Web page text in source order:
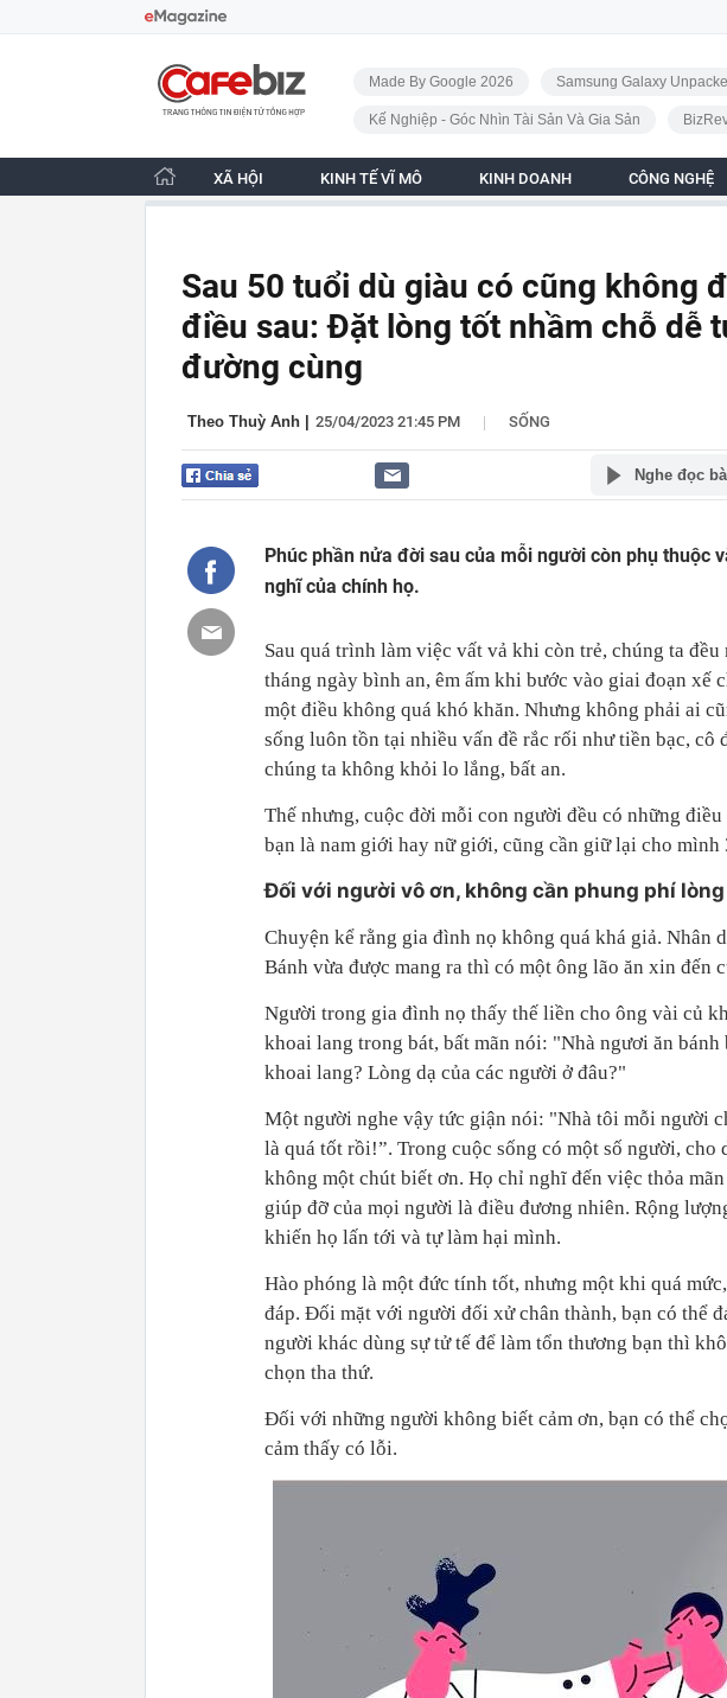
CafeBiz - Trang chủ
Made By Google 2026 Samsung Galaxy
Kế Nghiệp - Góc Nhìn Tài Sản Và Gia Sản
XÃ HỘI KINH TẾ VĨ MÔ KINH DOANH CÔNG NGHỆ
Sau 50 tuổi dù giàu có cũng không
điều sau: Đặt lòng tốt nhầm chỗ dễ
đường cùng
Theo Thuỳ Anh 25/04/2023 21:45 PM | SỐNG
Nghe đọc
Phúc phần nửa đời sau của mỗi người còn phụ thuộc
nghĩ của chính họ.
Sau quá trình làm việc vất vả khi còn trẻ, chúng ta
tháng ngày bình an, êm ấm khi bước vào giai đoạn xế
một điều không quá khó khăn. Nhưng không phải ai
sống luôn tồn tại nhiều vấn đề rắc rối như tiền bạc, cô
chúng ta không khỏi lo lắng, bất an.
Thế nhưng, cuộc đời mỗi con người đều có những
bạn là nam giới hay nữ giới, cũng cần giữ lại cho mình
Đối với người vô ơn, không cần phung phí
Chuyện kể rằng gia đình nọ không quá khá giả. Nhân
Bánh vừa được mang ra thì có một ông lão ăn xin đến
Người trong gia đình nọ thấy thế liền cho ông vài củ
khoai lang trong bát, bất mãn nói: "Nhà ngươi ăn bánh
khoai lang? Lòng dạ của các người ở đâu?"
Một người nghe vậy tức giận nói: "Nhà tôi mỗi người
là quá tốt rồi!”. Trong cuộc sống có một số người, cho
không một chút biết ơn. Họ chỉ nghĩ đến việc thỏa
giúp đỡ của mọi người là điều đương nhiên. Rộng
khiến họ lấn tới và tự làm hại mình.
Hào phóng là một đức tính tốt, nhưng một khi quá
đáp. Đối mặt với người đối xử chân thành, bạn có thể
người khác dùng sự tử tế để làm tổn thương bạn thì
chọn tha thứ.
Đối với những người không biết cảm ơn, bạn có thể
cảm thấy có lỗi.